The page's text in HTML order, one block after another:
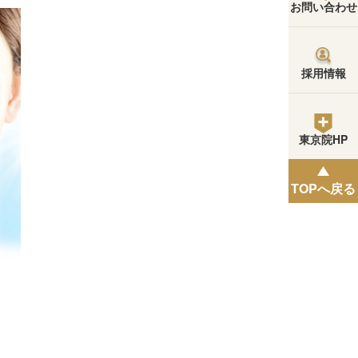
お問い合わせ
採用情報
東京院HP
TOPへ戻る